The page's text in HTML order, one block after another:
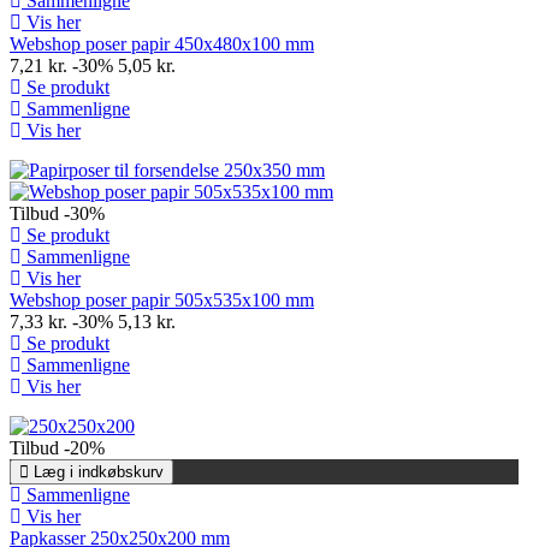
Vis her
Webshop poser papir 450x480x100 mm
7,21 kr. -30% 5,05 kr.
Se produkt
Sammenligne
Vis her
Tilbud -30%
Se produkt
Sammenligne
Vis her
Webshop poser papir 505x535x100 mm
7,33 kr. -30% 5,13 kr.
Se produkt
Sammenligne
Vis her
Tilbud -20%
Læg i indkøbskurv
Sammenligne
Vis her
Papkasser 250x250x200 mm